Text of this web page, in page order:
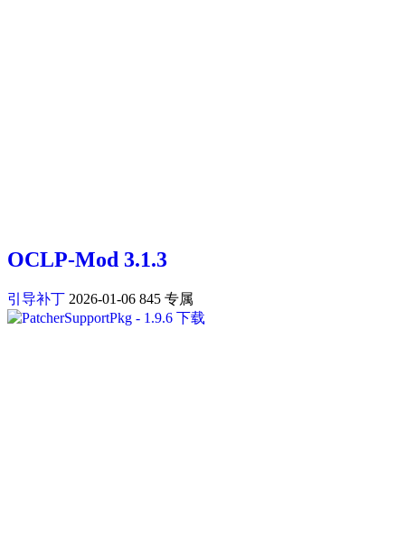
OCLP-Mod 3.1.3
引导补丁 2026-01-06 845 专属